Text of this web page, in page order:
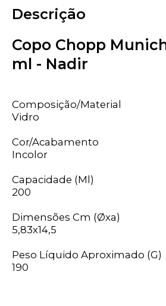
Descrição
Copo Chopp
ml - Nadir
Composição/Material
Vidro
Cor/Acabamento
Incolor
Capacidade (Ml)
200
Dimensões Cm (Øxa)
5,83x14,5
Peso Líquido Aproximado (G)
190